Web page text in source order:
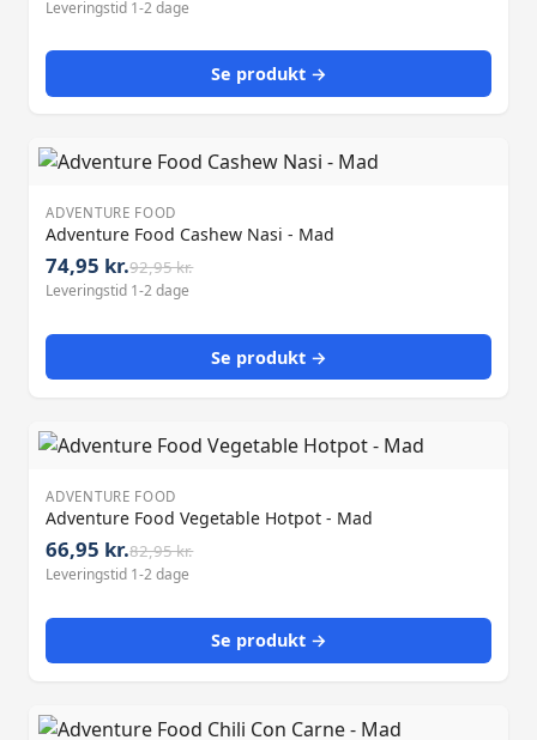
Leveringstid 1-2 dage
Se produkt →
ADVENTURE FOOD
Adventure Food Cashew Nasi - Mad
74,95 kr.92,95 kr.
Leveringstid 1-2 dage
Se produkt →
ADVENTURE FOOD
Adventure Food Vegetable Hotpot - Mad
66,95 kr.82,95 kr.
Leveringstid 1-2 dage
Se produkt →